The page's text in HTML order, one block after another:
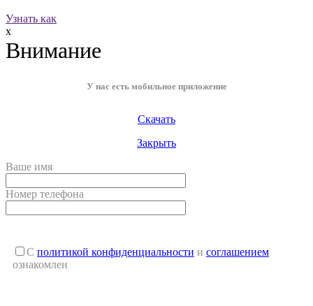
Узнать как
x
Внимание
У нас есть мобильное приложение
Скачать
Закрыть
Ваше имя
Номер телефона
С политикой конфиденциальности и соглашением
ознакомлен